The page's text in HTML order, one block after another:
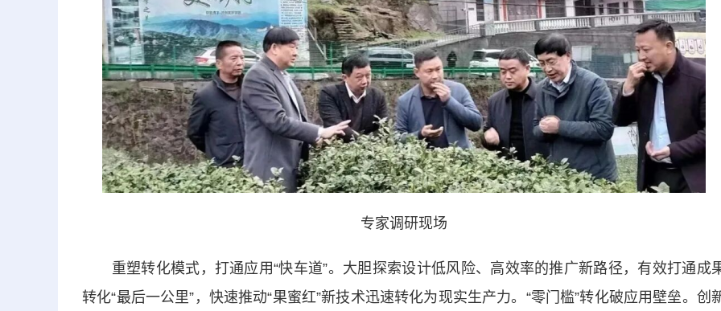
专家调研现场
重塑转化模式，打通应用“快车道”。大胆探索设计低风险、高效率的推广新路径，有效打通成
转化“最后一公里”，快速推动“果蜜红”新技术迅速转化为现实生产力。“零门槛”转化破应用壁垒。创